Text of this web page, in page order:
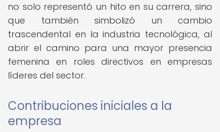
no solo representó un hito en su carrera, sino
que también simbolizó un cambio
trascendental en la industria tecnológica, al
abrir el camino para una mayor presencia
femenina en roles directivos en empresas
líderes del sector.
Contribuciones iniciales a la
empresa